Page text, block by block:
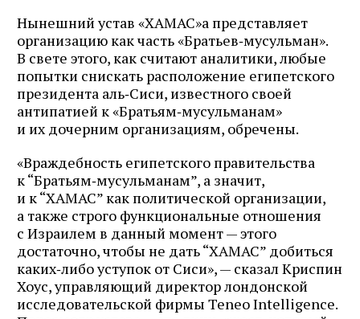
Нынешний устав «ХАМАС»а представляет
организацию как часть «Братьев‑мусульман».
В свете этого, как считают аналитики, любые
попытки снискать расположение египетского
президента аль‑Сиси, известного своей
антипатией к «Братьям‑мусульманам»
и их дочерним организациям, обречены.
«Враждебность египетского правительства
к “Братьям‑мусульманам”, а значит,
и к “ХАМАС” как политической организации,
а также строго функциональные отношения
с Израилем в данный момент — этого
достаточно, чтобы не дать “ХАМАС” добиться
каких‑либо уступок от Сиси», — сказал Криспин
Хоус, управляющий директор лондонской
исследовательской фирмы Teneo Intelligence.